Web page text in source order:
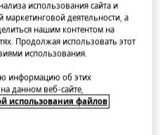
использования сайта и
деятельности, а
нашим контентом на
Продолжая использовать этот
использования.
информацию об этих
данном веб-сайте,
использования файлов